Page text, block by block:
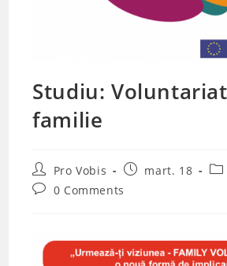
Studiu:
familie
Post
author:
Pro Vobis
Postmart. 18
Post0 Comments